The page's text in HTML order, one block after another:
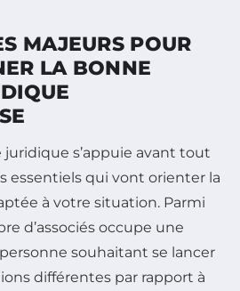
MAJEURS POUR
LA BONNE
juridique s’appuie avant tout
essentiels qui vont orienter la
à votre situation. Parmi
d’associés occupe une
souhaitant se lancer
différentes par rapport à